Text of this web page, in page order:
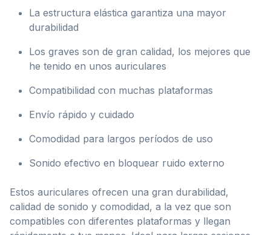
La estructura elástica garantiza una mayor
durabilidad
Los graves son de gran calidad, los mejores que
he tenido en unos auriculares
Compatibilidad con muchas plataformas
Envío rápido y cuidado
Comodidad para largos períodos de uso
Sonido efectivo en bloquear ruido externo
Estos auriculares ofrecen una gran durabilidad,
calidad de sonido y comodidad, a la vez que son
compatibles con diferentes plataformas y llegan